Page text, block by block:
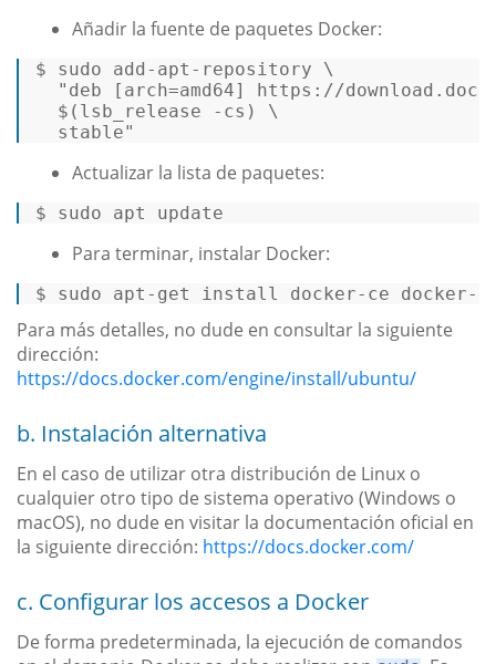
Añadir la fuente de paquetes Docker:
$ sudo add-apt-repository \
"deb [arch=amd64] https://
$(lsb_release -cs)
\
stable"
Actualizar la lista de paquetes:
$ sudo apt update
Para terminar, instalar Docker:
$ sudo apt- get install docker-ce
Para más detalles, no dude en consultar la siguiente
dirección:
https://docs.docker.com/engine/install/ubuntu/
b. Instalación alternativa
En el caso de utilizar otra distribución de Linux o
cualquier otro tipo de sistema operativo (Windows o
macOS), no dude en visitar la documentación oficial en
la siguiente dirección: https://docs.docker.com/
c. Configurar los accesos a Docker
De forma predeterminada, la ejecución de comandos